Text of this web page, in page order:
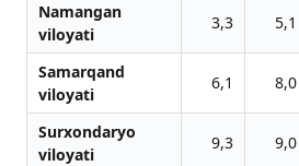
Namangan
viloyati
3,3 5,1
Samarqand
viloyati
6,1 8,0
Surxondaryo
viloyati
9,3 9,0